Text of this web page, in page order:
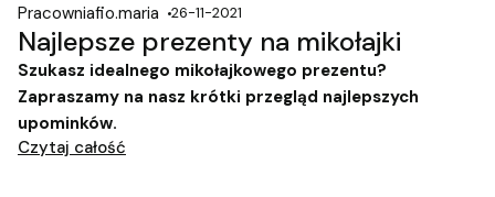
Pracowniafio.maria 26-11-2021
Najlepsze prezenty na mikołajki
Szukasz idealnego mikołajkowego prezentu?
Zapraszamy na nasz krótki przegląd najlepszych
upominków.
Czytaj całość